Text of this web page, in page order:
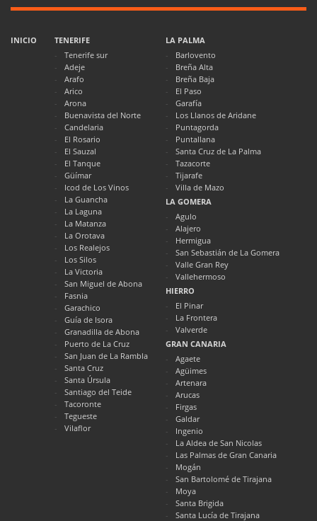
INICIO
TENERIFE
Tenerife sur
Adeje
Arafo
Arico
Arona
Buenavista del Norte
Candelaria
El Rosario
El Sauzal
El Tanque
Güímar
Icod de Los Vinos
La Guancha
La Laguna
La Matanza
La Orotava
Los Realejos
Los Silos
La Victoria
San Miguel de Abona
Fasnia
Garachico
Guía de Isora
Granadilla de Abona
Puerto de La Cruz
San Juan de La Rambla
Santa Cruz
Santa Úrsula
Santiago del Teide
Tacoronte
Tegueste
Vilaflor
LA PALMA
Barlovento
Breña Alta
Breña Baja
El Paso
Garafía
Los Llanos de Aridane
Puntagorda
Puntallana
Santa Cruz de La Palma
Tazacorte
Tijarafe
Villa de Mazo
LA GOMERA
Agulo
Alajero
Hermigua
San Sebastián de La Gomera
Valle Gran Rey
Vallehermoso
HIERRO
El Pinar
La Frontera
Valverde
GRAN CANARIA
Agaete
Agüimes
Artenara
Arucas
Firgas
Galdar
Ingenio
La Aldea de San Nicolas
Las Palmas de Gran Canaria
Mogán
San Bartolomé de Tirajana
Moya
Santa Brigida
Santa Lucía de Tirajana